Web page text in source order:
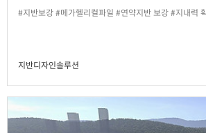
#지반보강 #메가헬리컬파일 #연약지반 보강 #지내력
지반디자인솔루션